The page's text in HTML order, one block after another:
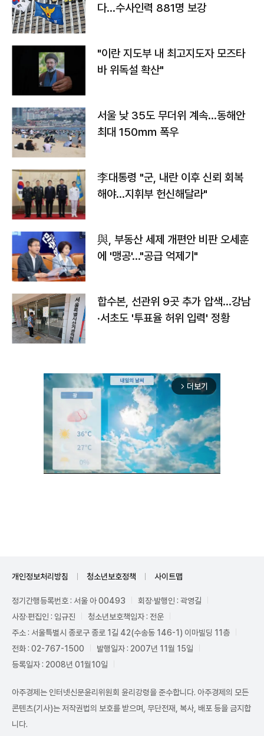
다…수사인력 881명 보강
"이란 지도부 내 최고지도자 모즈타
바 위독설 확산"
서울 낮 35도 무더위 계속…동해안
최대 150㎜ 폭우
李대통령 "군, 내란 이후 신뢰 회복
해야…지휘부 헌신해달라"
與, 부동산 세제 개편안 비판 오세훈
에 '맹공'…"공급 억제기"
합수본, 선관위 9곳 추가 압색…강남
·서초도 '투표율 허위 입력' 정황
arrow_forward_ios 더보기
개인정보처리방침 청소년보호정책 사이트맵
정기간행등록번호 : 서울 아 00493
회장·발행인 : 곽영길
사장·편집인 : 임규진
청소년보호책임자 : 전운
주소 : 서울특별시 종로구 종로 1길 42(수송동 146-1) 이마빌딩 11층
전화 : 02-767-1500
발행일자 : 2007년 11월 15일
등록일자 : 2008년 01월10일
아주경제는 인터넷신문윤리위원회 윤리강령을 준수합니다. 아주경제의 모든
콘텐츠(기사)는 저작권법의 보호를 받으며, 무단전재, 복사, 배포 등을 금지합
니다.